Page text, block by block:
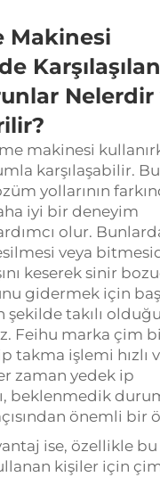
Makinesi
Karşılaşılan
Nelerdir
makinesi
karşılaşabilir.
yollarının
iyi bir deneyim
olur.
veya
keserek sinir
gidermek için
şekilde takılı
Feihu marka çim
takma işlemi hızlı
zaman yedek ip
beklenmedik
önemli bir
ise, özellikle
kişiler için